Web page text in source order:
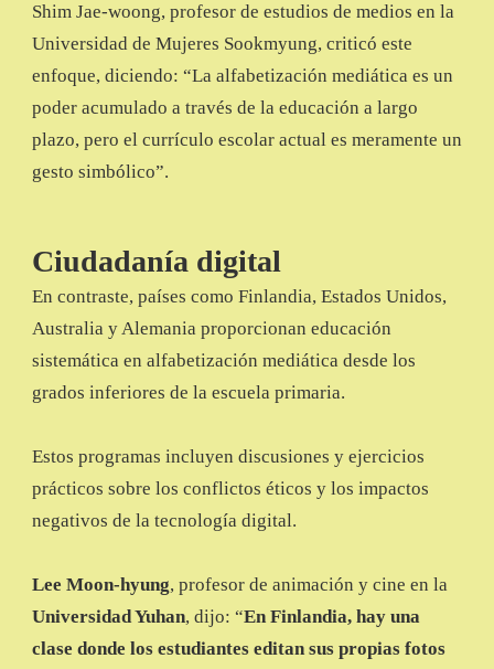
Shim Jae-woong, profesor de estudios de medios en la
Universidad de Mujeres Sookmyung, criticó este
enfoque, diciendo: “La alfabetización mediática es un
poder acumulado a través de la educación a largo
plazo, pero el currículo escolar actual es meramente un
gesto simbólico”.
Ciudadanía digital
En contraste, países como Finlandia, Estados Unidos,
Australia y Alemania proporcionan educación
sistemática en alfabetización mediática desde los
grados inferiores de la escuela primaria.
Estos programas incluyen discusiones y ejercicios
prácticos sobre los conflictos éticos y los impactos
negativos de la tecnología digital.
Lee Moon-hyung, profesor de animación y cine en la
Universidad Yuhan, dijo: “En Finlandia, hay una
clase donde los estudiantes editan sus propias fotos